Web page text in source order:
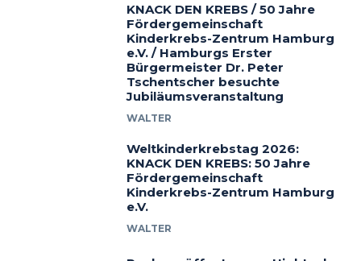
KNACK DEN KREBS / 50 Jahre
Fördergemeinschaft
Kinderkrebs-Zentrum Hamburg
e.V. / Hamburgs Erster
Bürgermeister Dr. Peter
Tschentscher besuchte
Jubiläumsveranstaltung
WALTER
Weltkinderkrebstag 2026:
KNACK DEN KREBS: 50 Jahre
Fördergemeinschaft
Kinderkrebs-Zentrum Hamburg
e.V.
WALTER